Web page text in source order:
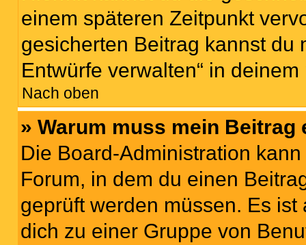
einem späteren Zeitpunkt
gesicherten Beitrag kannst du
Entwürfe verwalten“ in
Nach oben
» Warum muss mein
Die Board-Administration
Forum, in dem du einen
geprüft werden müssen. Es
dich zu einer Gruppe von